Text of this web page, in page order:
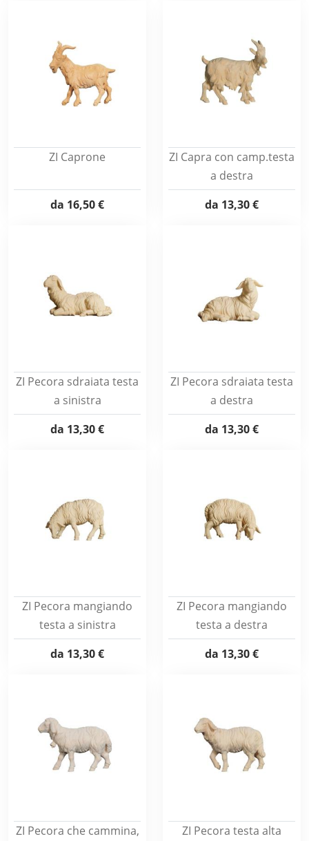
ZI Caprone
da 16,50 €
ZI Capra con camp.testa
a destra
da 13,30 €
ZI Pecora sdraiata testa
a sinistra
da 13,30 €
ZI Pecora sdraiata testa
a destra
da 13,30 €
ZI Pecora mangiando
testa a sinistra
da 13,30 €
ZI Pecora mangiando
testa a destra
da 13,30 €
ZI Pecora che cammina,
ZI Pecora testa alta